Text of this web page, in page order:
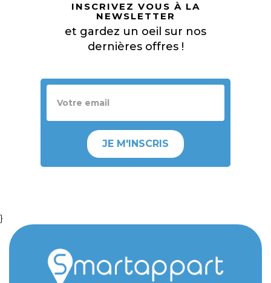
INSCRIVEZ VOUS À LA
NEWSLETTER
et gardez un oeil sur nos
dernières offres !
JE M'INSCRIS
}